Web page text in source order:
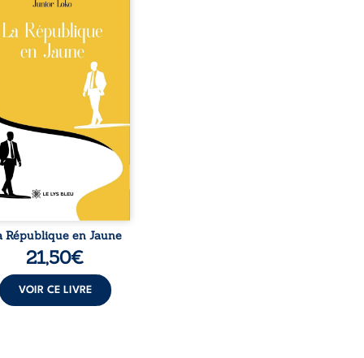
la naissance de
de races différentes
l’ordre établi :
est Noir et Junior est
bien que nés d’un
de Noirs. Très vite,
attire les médias
et transforme
blanc en une figure
sacrée, investie,
certains, d’une mission
Cependant, sous
couvert de ...
République en Jaune
21,50€
VOIR CE LIVRE